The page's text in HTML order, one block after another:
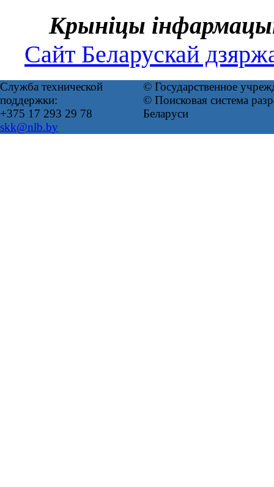
Крыніцы
Сайт Беларускай
Служба технической
поддержки:
+375 17 293 29 78
skk@nlb.by
© Государственное
© Поисковая система
Беларуси